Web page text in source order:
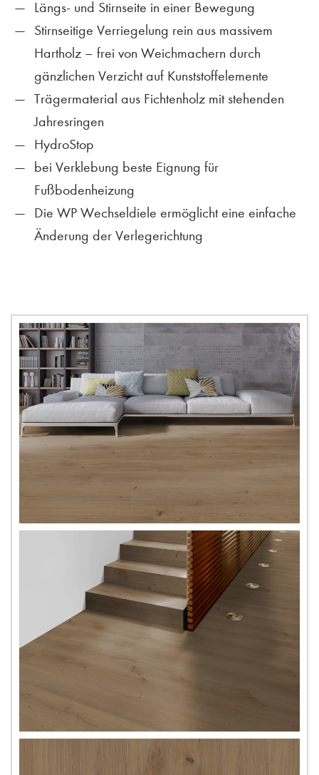
Längs- und Stirnseite in einer Bewegung
Stirnseitige Verriegelung rein aus massivem
Hartholz – frei von Weichmachern durch
gänzlichen Verzicht auf Kunststoffelemente
Trägermaterial aus Fichtenholz mit stehenden
Jahresringen
HydroStop
bei Verklebung beste Eignung für
Fußbodenheizung
Die WP Wechseldiele ermöglicht eine einfache
Änderung der Verlegerichtung